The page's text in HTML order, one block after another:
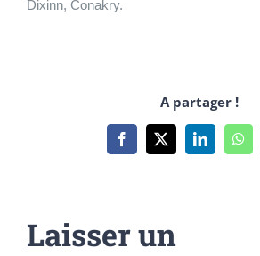
Dixinn, Conakry.
A partager !
Facebook
X LinkedIn
Laisser un